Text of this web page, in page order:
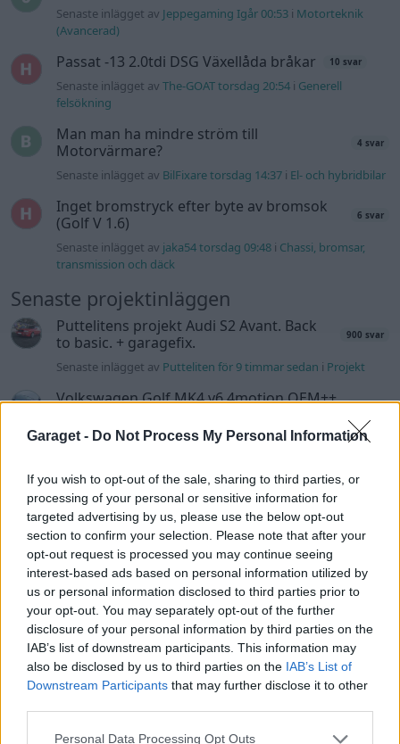
Garaget - Do Not Process My Personal Information
If you wish to opt-out of the sale, sharing to third parties, or
processing of your personal or sensitive information for
targeted advertising by us, please use the below opt-out
section to confirm your selection. Please note that after your
opt-out request is processed you may continue seeing
interest-based ads based on personal information utilized by
us or personal information disclosed to third parties prior to
your opt-out. You may separately opt-out of the further
disclosure of your personal information by third parties on the
IAB’s list of downstream participants. This information may
also be disclosed by us to third parties on the IAB’s List of
Downstream Participants that may further disclose it to other
Personal Data Processing Opt Outs
Senaste inlägget av Jeppegaming Igår 00:53 i Motorteknik
(Avancerad)
Passat -13 2.0tdi DSG Växellåda bråkar 10 svar
Senaste inlägget avThe-GOAT torsdag 20:54 i Generell
felsökning
Man man ha mindre ström till
Motorvärmare?
4 svar
Senaste inlägget av BilFixare torsdag 14:37 i El- och hybridbilar
Inget bromstryck efter byte av bromsok
(Golf V 1.6)
6 svar
Senaste inlägget av jaka54 torsdag 09:48 i Chassi, bromsar,
transmission och däck
Senaste projektinläggen
Puttelitens projekt Audi S2 Avant. Back
to basic. + garagefix.
900 svar
Senaste inlägget av Putteliten för 9 timmar sedan i Projekt
Volkswagen Golf MK4 v6 4motion OEM++
14 svar
Senaste inlägget avStol3n_Identity för 21 timmar sedani
Manta b som ska räddas (kaross eller
delar sökes)
Senaste inlägget av Tyfors torsdag 23:25 i Projekt
Huggern goes big block with 427 ZL-1! 551 svar
Senaste inlägget av hugger69 torsdag 23:01 Projekt
Camaro som bruksbil?! 57 svar
Senaste inlägget avEv_volvo142 torsdag 22:10iProjekt
Volkswagen split bus t1 1962 2559 svar
Senaste inlägget avDr_snuggels torsdag 21:09i Projekt